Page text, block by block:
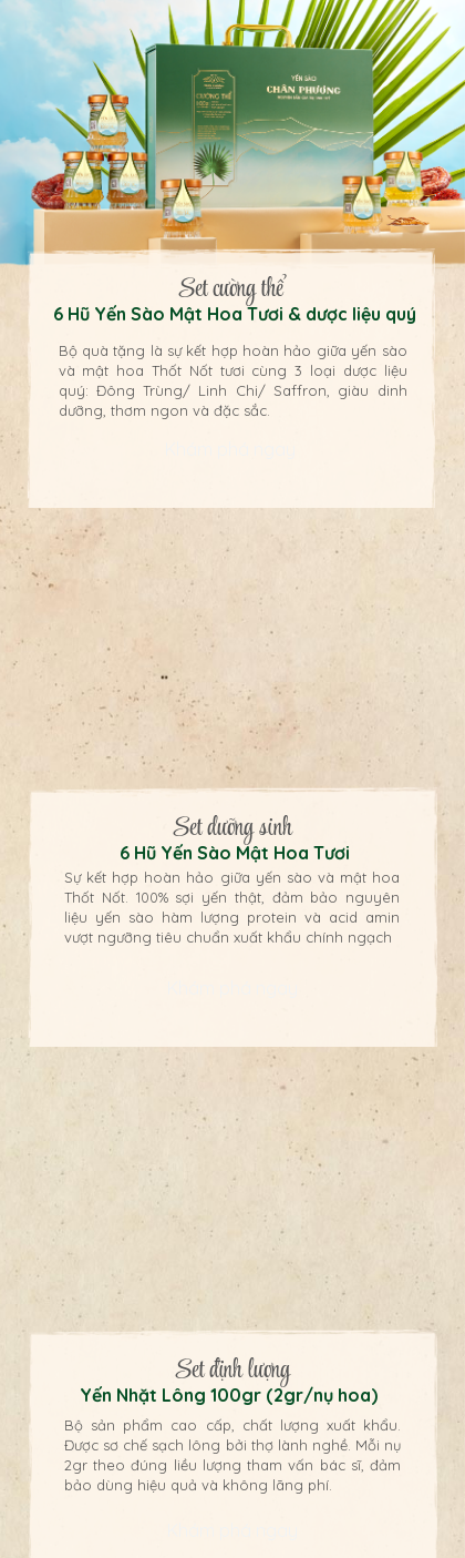
Set cường thể
6 Hũ Yến Sào Mật Hoa Tươi & dược liệu quý
Set dưỡng sinh
6 Hũ Yến Sào Mật Hoa Tươi
Set định lượng
Yến Nhặt Lông 100gr (2gr/nụ hoa)
Bộ quà tặng là sự kết hợp hoàn hảo giữa yến sào
và mật hoa Thốt Nốt tươi cùng 3 loại dược liệu
quý: Đông Trùng/ Linh Chi/ Saffron, giàu dinh
dưỡng, thơm ngon và đặc sắc.
Sự kết hợp hoàn hảo giữa yến sào và mật hoa
Thốt Nốt. 100% sợi yến thật, đảm bảo nguyên
liệu yến sào hàm lượng protein và acid amin
vượt ngưỡng tiêu chuẩn xuất khẩu chính ngạch
Bộ sản phẩm cao cấp, chất lượng xuất khẩu.
Được sơ chế sạch lông bởi thợ lành nghề. Mỗi nụ
2gr theo đúng liều lượng tham vấn bác sĩ, đảm
bảo dùng hiệu quả và không lãng phí.